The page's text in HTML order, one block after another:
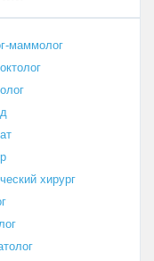
маммолог
хирург